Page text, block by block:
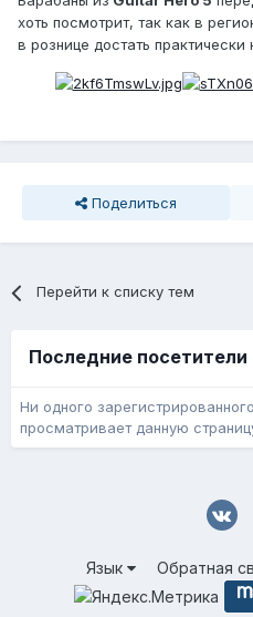
хоть посмотрит, так как в
в рознице достать практически
Поделиться
Перейти к списку тем
Последние посетители
Ни одного
просматривает данную
Язык Обратная